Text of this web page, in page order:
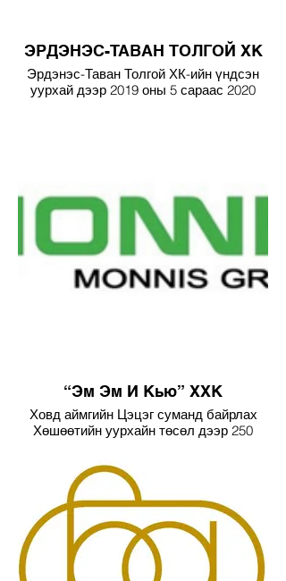
ЭРДЭНЭС-ТАВАН ТОЛГОЙ ХК
Эрдэнэс-Таван Толгой ХК-ийн үндсэн
уурхай дээр 2019 оны 5 сараас 2020
“Эм Эм И Кью” ХХК
Ховд аймгийн Цэцэг суманд байрлах
Хөшөөтийн уурхайн төсөл дээр 250
найдвартай явуулсан.